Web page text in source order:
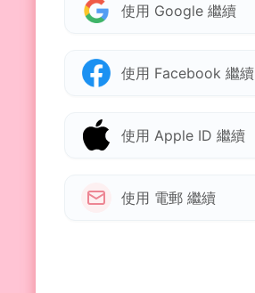
使用 Google 繼續
使用 Facebook 繼續
使用 Apple ID 繼續
使用 電郵 繼續